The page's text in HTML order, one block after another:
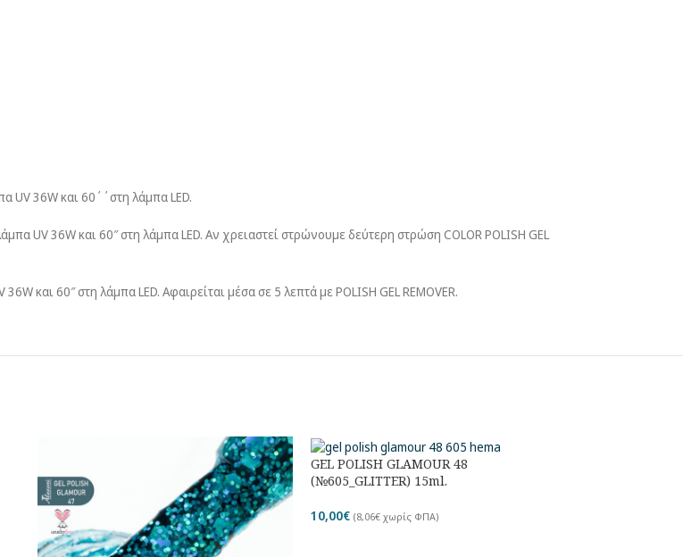
UV 36W και 60΄΄στη λάμπα LED.
UV 36W και 60″ στη λάμπα LED. Αν χρειαστεί στρώνουμε δεύτερη στρώση COLOR POLISH GEL
και 60″ στη λάμπα LED. Αφαιρείται μέσα σε 5 λεπτά με POLISH GEL REMOVER.
GEL POLISH GLAMOUR 48
(№605_GLITTER) 15ml.
10,00€ (8,06€χωρίς ΦΠΑ)